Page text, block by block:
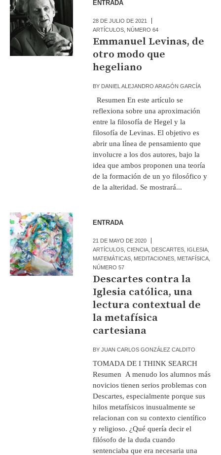
ENTRADA
28 DE JULIO DE 2021
ARTÍCULOS NÚMERO 64
Emmanuel Levinas, de
otro modo que
hegeliano
BY DANIEL ALEJANDRO ARAGÓN GARCÍA
Resumen En este artículo se
reflexiona sobre una aproximación
entre la filosofía de Hegel y la
filosofía de Levinas. El objetivo es
abrir una línea de pensamiento que
involucre a los dos autores, bajo la
idea que ambos proponen una teoría
de la formación de un yo filosófico y
de la alteridad. Se mostrará...
ENTRADA
21 DE MAYO DE 2020
ARTÍCULOS ,CIENCIA DESCARTES IGLESIA
MATEMÁTICAS MEDITACIONES METAFÍSICA
NÚMERO 57
Descartes contra la
Iglesia católica, una
lectura contextual de
la metafísica
cartesiana
BYJUAN CARLOS GONZÁLEZ CALDITO
TOMADA DE I THINK SEARCH
Resumen A menudo los alumnos más
novicios tienen serios problemas con
Descartes, especialmente porque sus
hilos metafísicos inusualmente se
relacionan con su contexto científico
y religioso. ¿Qué quería decir el
filósofo de la duda cuando
sentenciaba que era necesaria una